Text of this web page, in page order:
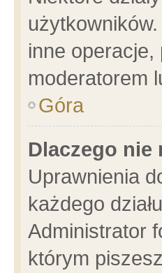
inne
moderatorem
Góra
Dlaczego nie
Uprawnienia
każdego
Administrator
którym